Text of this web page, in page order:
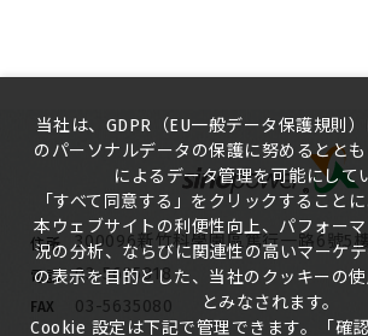
住所 300096新竹科學園區篤行一路6號5樓
電話 03-5635818
FAX 03-5635080
当社は、GDPR（EU一般データ保護規則
のパーソナルデータの保護に努めるとと
によるデータ管理を可能にして
「すべて同意する」をクリックすることに
本ウェブサイトの利便性向上、パフォー
況の分析、ならびに関連性の高いマーケ
の表示を目的とした、当社のクッキーの
とみなされます。
Cookie 設定は下記で管理できます。「確